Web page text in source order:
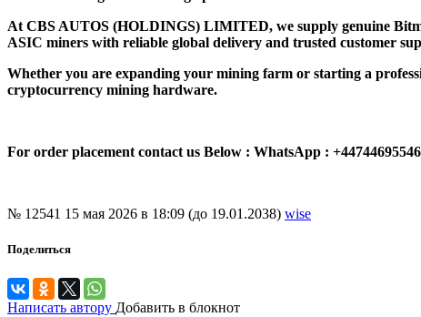
At CBS AUTOS (HOLDINGS) LIMITED, we supply genuine
ASIC miners with reliable global delivery and trusted customer
Whether you are expanding your mining farm or starting a
cryptocurrency mining hardware.
For order placement contact us Below : WhatsApp :
№ 12541 15 мая 2026 в 18:09 (до 19.01.2038) wise
Поделиться
Написать автору Добавить в блокнот